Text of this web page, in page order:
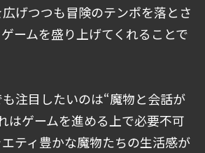
げつつも冒険のテンポを落とさ
ームを盛り上げてくれることで
注目したいのは“魔物と会話が
はゲームを進める上で必要不可
ティ豊かな魔物たちの生活感が